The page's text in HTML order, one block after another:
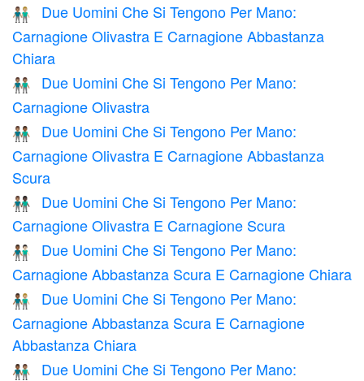
👨🏽‍🤝‍👨🏼
Due Uomini Che Si Tengono Per Mano:
Carnagione Olivastra E Carnagione Abbastanza
Chiara
👬🏽
Due Uomini Che Si Tengono Per Mano:
Carnagione Olivastra
👨🏽‍🤝‍👨🏾
Due Uomini Che Si Tengono Per Mano:
Carnagione Olivastra E Carnagione Abbastanza
Scura
👨🏽‍🤝‍👨🏿
Due Uomini Che Si Tengono Per Mano:
Carnagione Olivastra E Carnagione Scura
👨🏾‍🤝‍👨🏻
Due Uomini Che Si Tengono Per Mano:
Carnagione Abbastanza Scura E Carnagione Chiara
👨🏾‍🤝‍👨🏼
Due Uomini Che Si Tengono Per Mano:
Carnagione Abbastanza Scura E Carnagione
Abbastanza Chiara
👨🏾‍🤝‍👨🏽
Due Uomini Che Si Tengono Per Mano: